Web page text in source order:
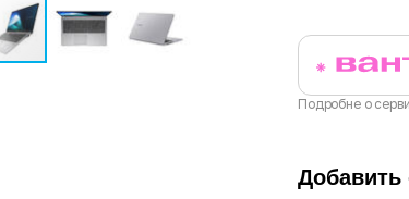
Подробне о
Добавить